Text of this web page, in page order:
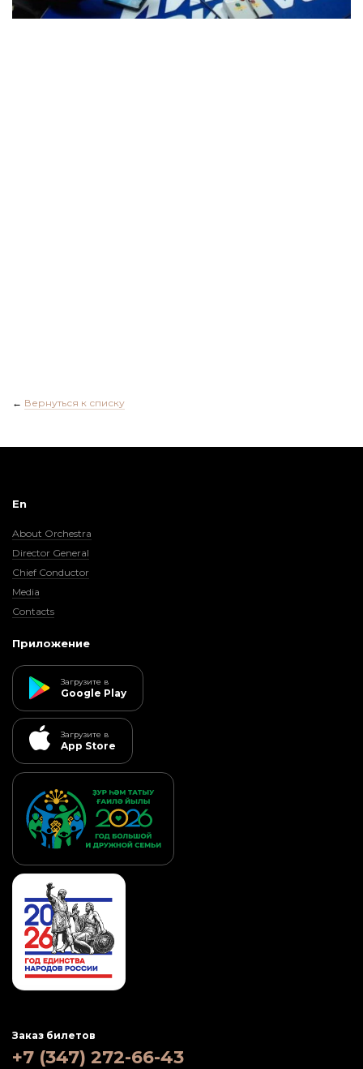
← Вернуться к списку
En
About Orchestra
Director General
Chief Conductor
Media
Contacts
Приложение
Загрузите в
Google Play
Загрузите в
App Store
Заказ билетов
+7 (347) 272-66-43